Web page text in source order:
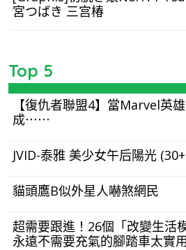
宮つばき 三宫椿
Top 5
【復仇者聯盟4】當Marvel英
成⋯⋯
JVID-泰雅 美少女午后陽光
貓頭鷹B似外星人嚇煞網民
超需要跟進！26個「改變生活
永遠不需要充氣的腳踏車太實